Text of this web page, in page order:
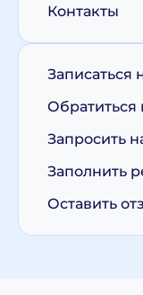
Контакты
Записаться
Обратиться
Запросить
Заполнить
Оставить